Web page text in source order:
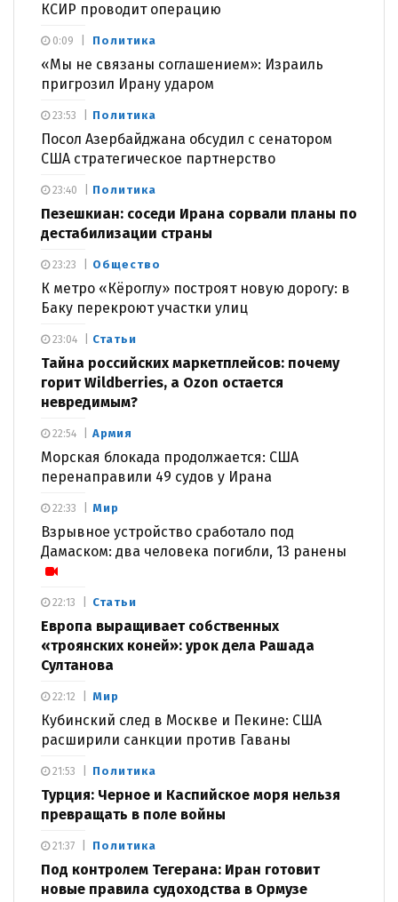
КСИР проводит операцию
Политика
«Мы не связаны соглашением»: Израиль
пригрозил Ирану ударом
0:09
Политика
Посол Азербайджана обсудил с сенатором
США стратегическое партнерство
23:53
Политика
Пезешкиан: соседи Ирана сорвали планы по
дестабилизации страны
23:40
Общество
К метро «Кёроглу» построят новую дорогу: в
Баку перекроют участки улиц
23:23
Статьи
Тайна российских маркетплейсов: почему
горит Wildberries, а Ozon остается
невредимым?
23:04
Армия
Морская блокада продолжается: США
перенаправили 49 судов у Ирана
22:54
Мир
Взрывное устройство сработало под
Дамаском: два человека погибли, 13 ранены
22:33
Статьи
Европа выращивает собственных
«троянских коней»: урок дела Рашада
Султанова
22:13
Мир
Кубинский след в Москве и Пекине: США
расширили санкции против Гаваны
22:12
Политика
Турция: Черное и Каспийское моря нельзя
превращать в поле войны
21:53
Политика
Под контролем Тегерана: Иран готовит
новые правила судоходства в Ормузе
21:37